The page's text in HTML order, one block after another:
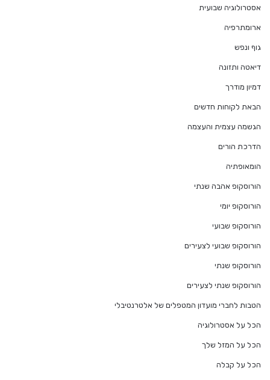
אסטרולוגיה שבועית
ארומתרפיה
גוף ונפש
דיאטה ותזונה
דמיון מודרך
הבאת לקוחות חדשים
הגשמה עצמית והעצמה
הדרכת הורים
הומאופתיה
הורוסקופ אהבה שנתי
הורוסקופ יומי
הורוסקופ שבועי
הורוסקופ שבועי לצעירים
הורוסקופ שנתי
הורוסקופ שנתי לצעירים
הטבות לחברי מועדון המטפלים של אלטרנטיבלי
הכל על אסטרולוגיה
הכל על המזל שלך
הכל על קבלה